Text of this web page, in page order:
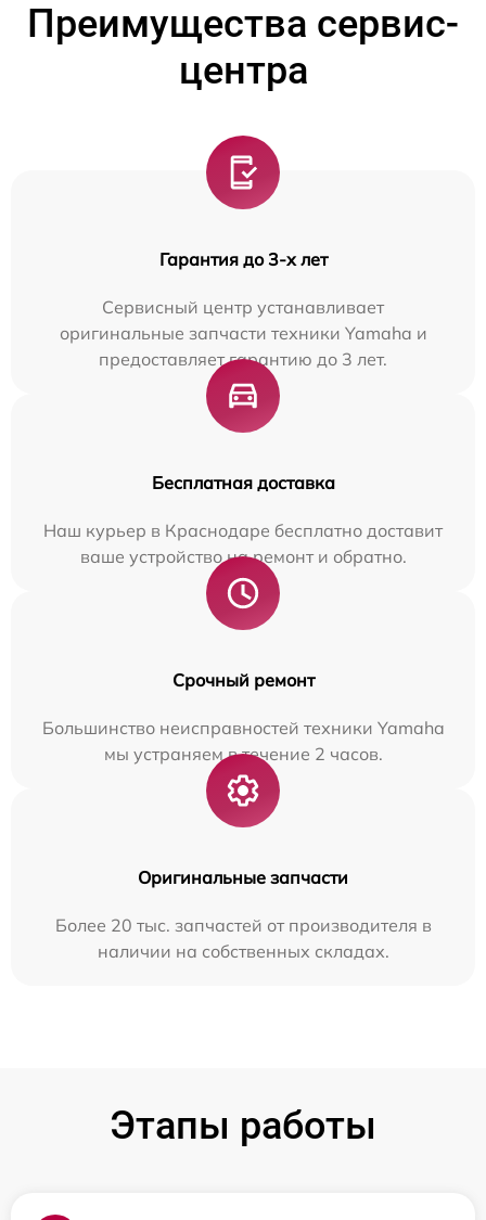
Преимущества сервис-
центра
Гарантия до 3-х лет
Сервисный центр устанавливает
оригинальные запчасти техники Yamaha и
предоставляет гарантию до 3 лет.
Бесплатная доставка
Наш курьер в Краснодаре бесплатно доставит
ваше устройство на ремонт и обратно.
Срочный ремонт
Большинство неисправностей техники Yamaha
мы устраняем в течение 2 часов.
Оригинальные запчасти
Более 20 тыс. запчастей от производителя в
наличии на собственных складах.
Этапы работы